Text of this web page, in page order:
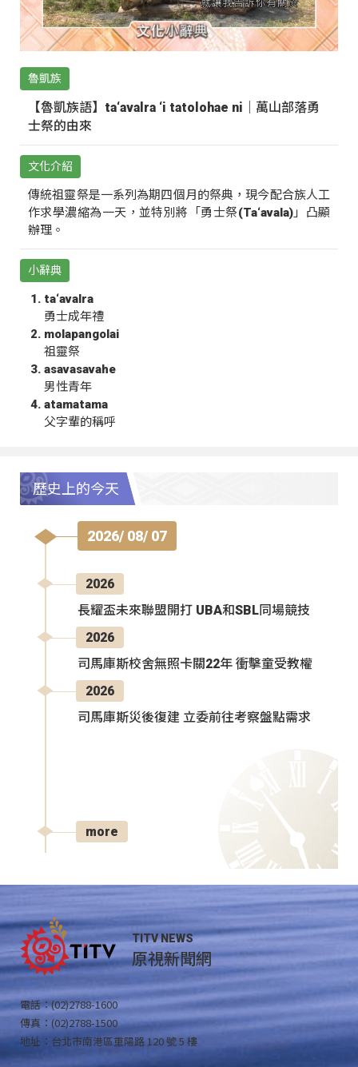
魯凱族
【魯凱族語】ta‘avalra ‘i tatolohae ni｜萬山部落勇
士祭的由來
文化介紹
傳統祖靈祭是一系列為期四個月的祭典，現今配合族人工
作求學濃縮為一天，並特別將「勇士祭(Ta‘avala)」凸顯
辦理。
小辭典
ta‘avalra
勇士成年禮
molapangolai
祖靈祭
asavasavahe
男性青年
atamatama
父字輩的稱呼
歷史上的今天
2026/ 08/ 07
2026
長耀盃未來聯盟開打 UBA和SBL同場競技
2026
司馬庫斯校舍無照卡關22年 衝擊童受教權
2026
司馬庫斯災後復建 立委前往考察盤點需求
more
TITV NEWS
原視新聞網
電話：(02)2788-1600
傳真：(02)2788-1500
地址：台北市南港區重陽路 120 號 5 樓